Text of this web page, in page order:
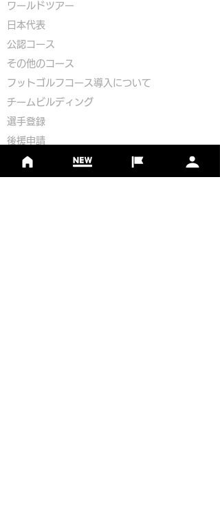
​ワールドツアー
​​日本代表
公認コース
​その他のコース
​ フットゴルフコース導入について
​チームビルディング
選手登録​
​後援申請
​イベント依頼
プライバシーポリシー